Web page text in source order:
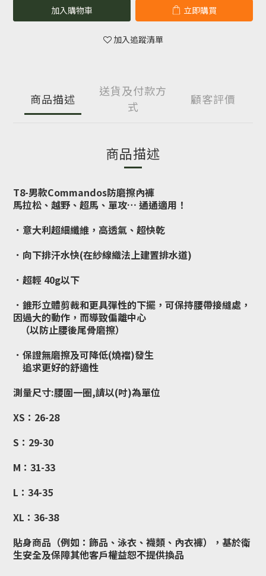
加入購物車 立即購買
加入追蹤清單
商品描述
送貨及付款方
式
顧客評價
商品描述
T8-男款Commandos防磨擦內褲
馬拉松、越野、超馬、單攻… 通通適用！
．意大利超細纖維，高透氣、超快乾
．向下排汗水快(在紗線織法上建置排水道)
．超輕 40g以下
． 錐形立體剪裁和更具彈性的下擺，可保持腰帶接縫處，
因過大的動作，而導致偏離中心
（以防止腰後尾骨磨擦）
．保證無磨擦及可降低(燒襠)發生
追求更好的舒適性
測量尺寸:腰圍一圈,請以(吋)為單位
XS：26-28
S：29-30
M：31-33
L：34-35
XL：36-38
貼身商品（例如：飾品、泳衣、襪類、內衣褲），基於衛
生安全及保障其他客戶權益恕不提供換品